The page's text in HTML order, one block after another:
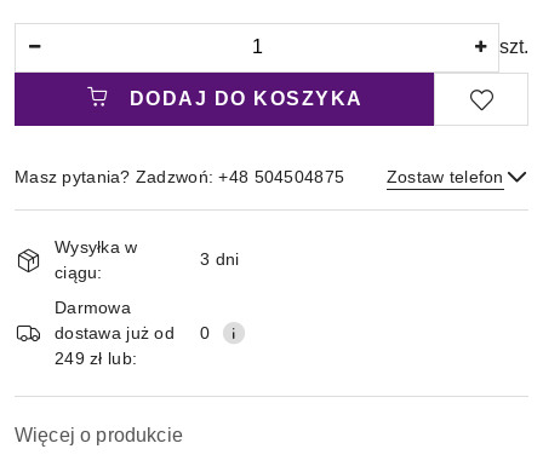
szt.
DODAJ DO KOSZYKA
Masz pytania? Zadzwoń: +48 504504875 Zostaw telefon
i
dostawa
Wysyłka w
ciągu:
3 dni
Darmowa
dostawa już od
249 zł lub:
0
Więcej o produkcie